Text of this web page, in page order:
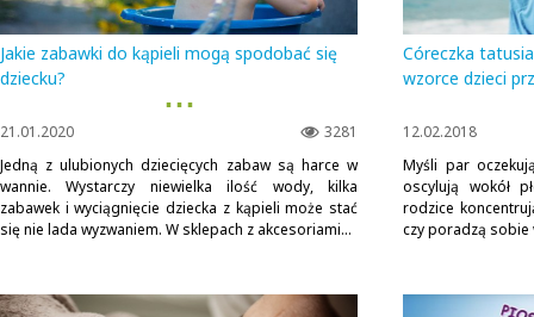
Jakie zabawki do kąpieli mogą spodobać się
dziecku?
▪ ▪ ▪
3281
21.01.2020
Jedną z ulubionych dziecięcych zabaw są harce w
wannie. Wystarczy niewielka ilość wody, kilka
zabawek i wyciągnięcie dziecka z kąpieli może stać
się nie lada wyzwaniem. W sklepach z akcesoriami...
Córeczka
wzorce dzieci
12.02.2018
Myśli par
oscylują wokół
rodzice
czy poradzą sobie